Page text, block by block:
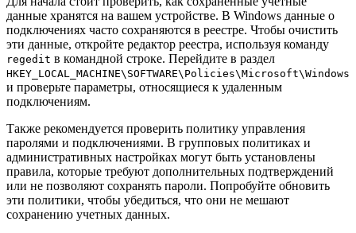
данные хранятся на вашем устройстве. В Windows данные о
подключениях часто сохраняются в реестре. Чтобы очистить
эти данные, откройте редактор реестра, используя команду
regedit в командной строке. Перейдите в раздел
HKEY_LOCAL_MACHINE\SOFTWARE\Policies\Microsoft\Windows
и проверьте параметры, относящиеся к удаленным
подключениям.
Также рекомендуется проверить политику управления
паролями и подключениями. В групповых политиках и
административных настройках могут быть установлены
правила, которые требуют дополнительных подтверждений
или не позволяют сохранять пароли. Попробуйте обновить
эти политики, чтобы убедиться, что они не мешают
сохранению учетных данных.